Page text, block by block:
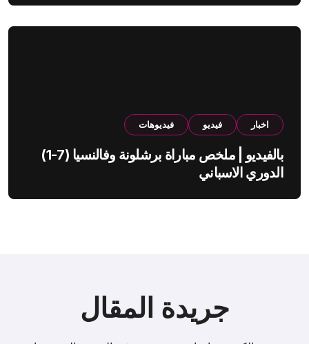
اخبار فيديو فيديوهات
بالفيديو | ملخص مباراة برشلونة وفالنسيا (7-1)
الدوري الاسباني
جريدة المقال